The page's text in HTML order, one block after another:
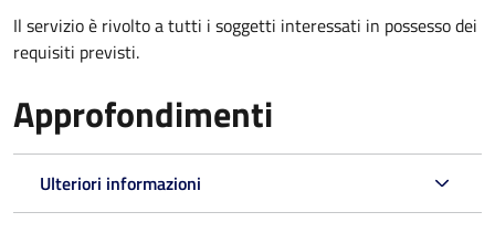
Il servizio è rivolto a tutti i soggetti interessati in possesso dei
requisiti previsti.
Approfondimenti
Ulteriori informazioni